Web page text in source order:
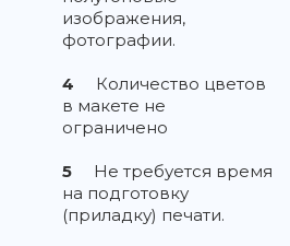
изображения,
фотографии.
4
Количество цветов
в макете не
ограничено
5
Не требуется время
на подготовку
(приладку) печати.